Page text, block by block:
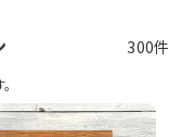
300件